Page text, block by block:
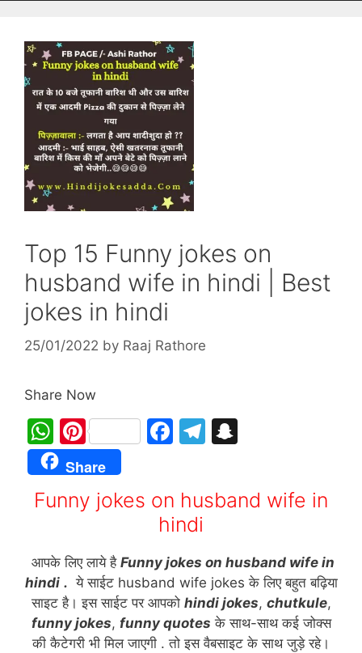
Top 15 Funny jokes on
husband wife in hindi | Best
jokes in hindi
25/01/2022 by Raaj Rathore
Share Now
W
h
at
s
p
p
Pi
nt
er
e
F
e
b
o
o
k
T
gr
m
p
h
at
Share
Funny jokes on husband wife in
hindi
आपके लिए लाये है Funny jokes on husband wife in
hindi . ये साईट husband wife jokes के लिए बहुत बढ़िया
साइट है। इस साईट पर आपको hindi jokes, chutkule,
funny jokes, funny quotes के साथ-साथ कई जोक्स
की कैटेगरी भी मिल जाएगी . तो इस वैबसाइट के साथ जुड़े रहे।